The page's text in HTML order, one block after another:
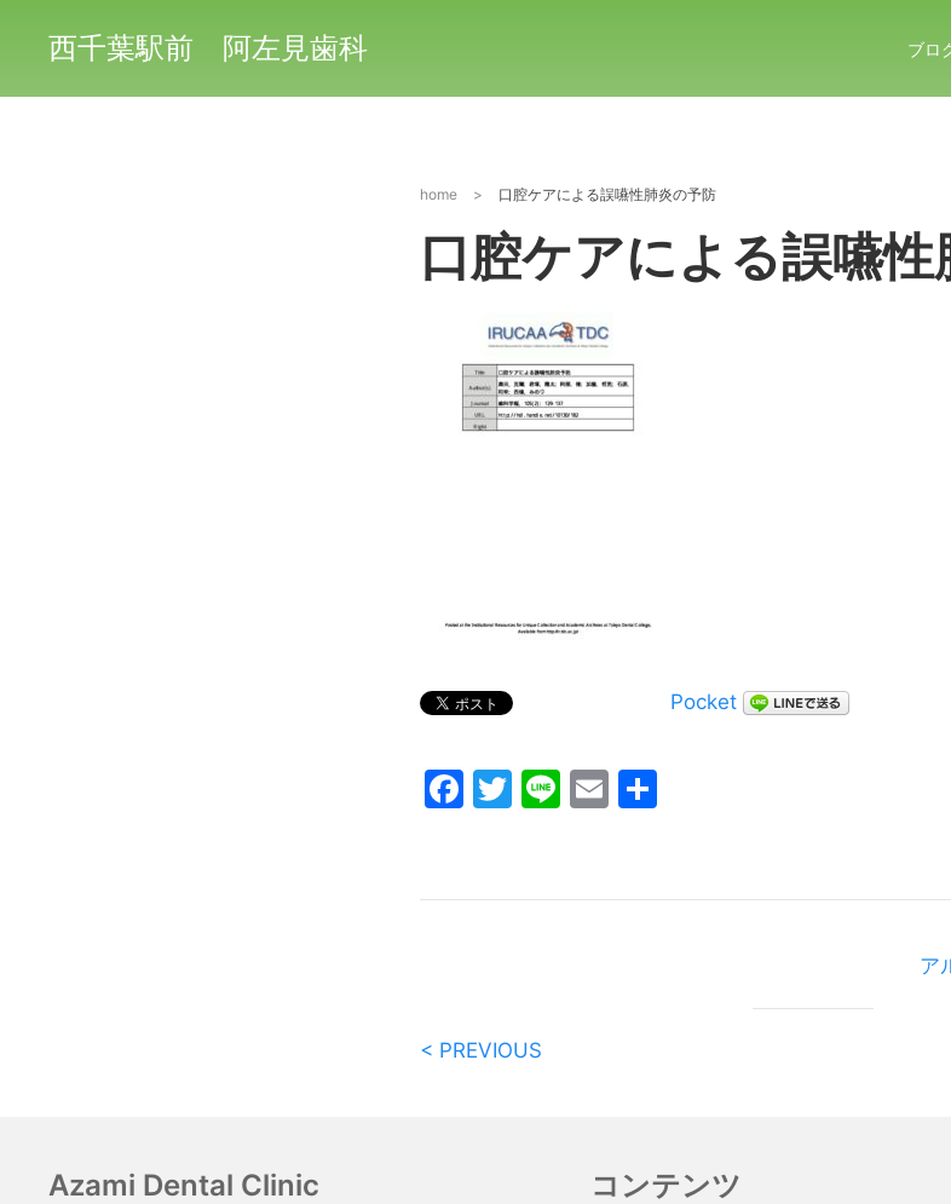
西千葉駅前 阿左見歯科 ブロ
home > 口腔ケアによる誤嚥性肺炎の予防
口腔ケアによる誤嚥
Pocket
Facebook
Twitter
LineEmail
ア
< PREVIOUS
Azami Dental Clinic コンテンツ